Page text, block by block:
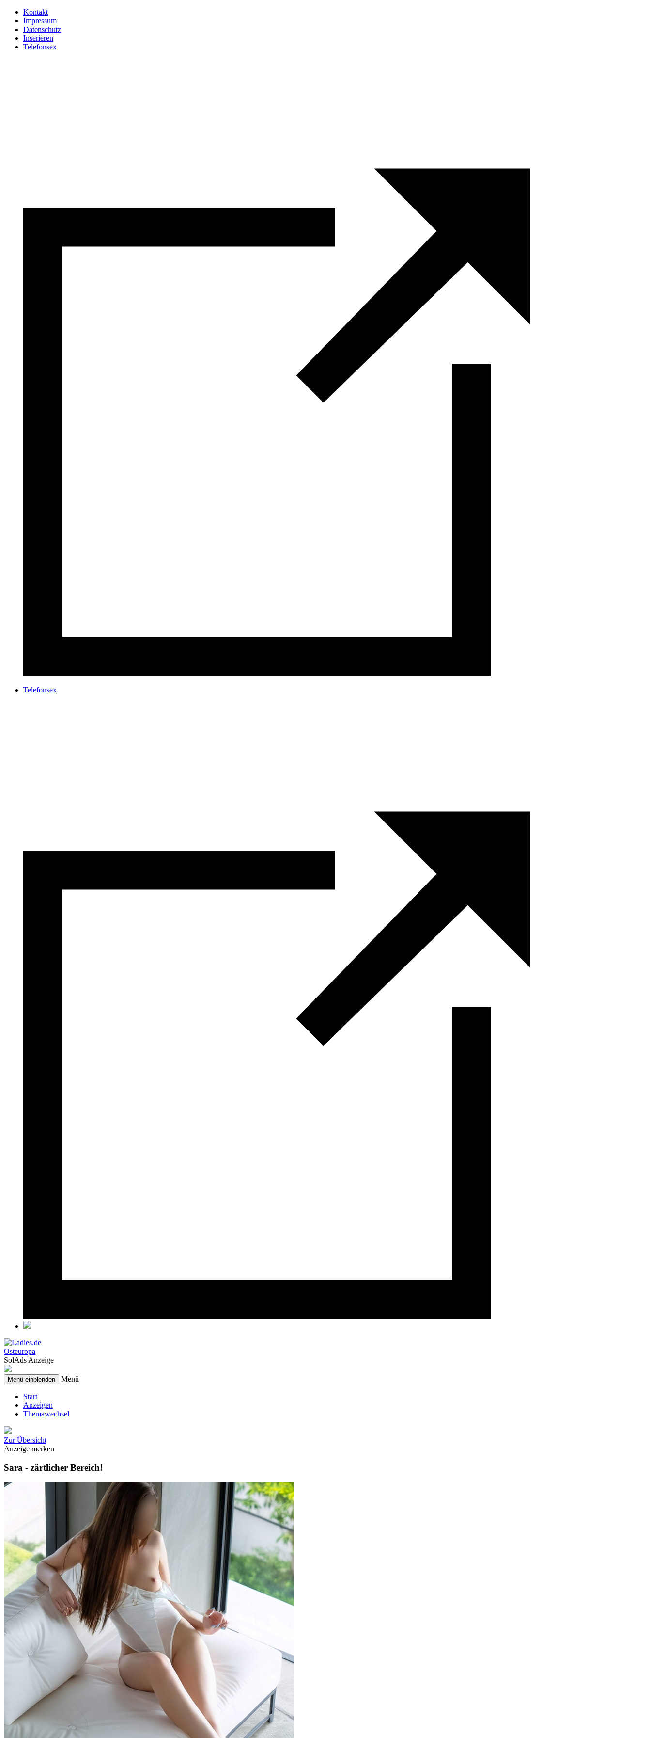
Kontakt
Impressum
Datenschutz
Inserieren
Telefonsex
Telefonsex
Osteuropa
SolAds Anzeige
Menü einblenden Menü
Start
Anzeigen
Themawechsel
Zur Übersicht
Anzeige merken
Sara - zärtlicher Bereich!